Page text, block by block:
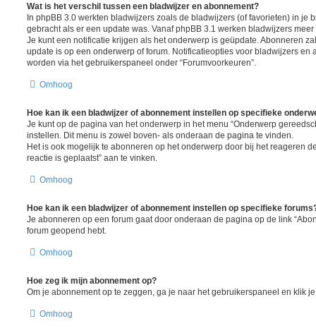
Wat is het verschil tussen een bladwijzer en abonnement?
In phpBB 3.0 werkten bladwijzers zoals de bladwijzers (of favorieten) in je
gebracht als er een update was. Vanaf phpBB 3.1 werken bladwijzers
Je kunt een notificatie krijgen als het onderwerp is geüpdate. Abonneren
update is op een onderwerp of forum. Notificatieopties voor bladwijzers en
worden via het gebruikerspaneel onder “Forumvoorkeuren”.
Omhoog
Hoe kan ik een bladwijzer of abonnement instellen op specifieke
Je kunt op de pagina van het onderwerp in het menu “Onderwerp
instellen. Dit menu is zowel boven- als onderaan de pagina te vinden.
Het is ook mogelijk te abonneren op het onderwerp door bij het reageren
reactie is geplaatst” aan te vinken.
Omhoog
Hoe kan ik een bladwijzer of abonnement instellen op specifieke
Je abonneren op een forum gaat door onderaan de pagina op de link
forum geopend hebt.
Omhoog
Hoe zeg ik mijn abonnement op?
Om je abonnement op te zeggen, ga je naar het gebruikerspaneel en klik
Omhoog